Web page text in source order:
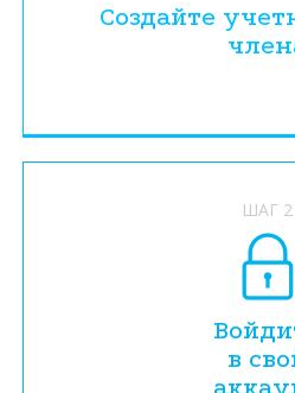
Создайте
ШАГ 2
в